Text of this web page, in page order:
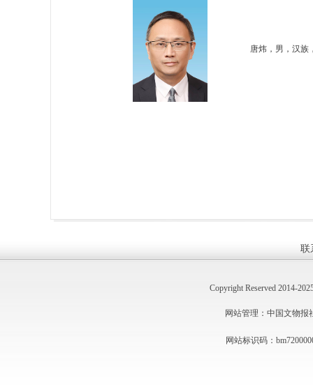
唐炜，男，汉族
联
Copyright Reserved 2014-
网站管理：中国文物报
网站标识码：